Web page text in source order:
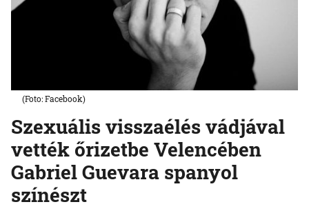
Szexuális visszaélés vádjával
vették őrizetbe Velencében
Gabriel Guevara spanyol
színészt
(Foto: Facebook)